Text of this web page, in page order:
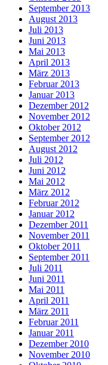
September 2013
August 2013
Juli 2013
Juni 2013
Mai 2013
April 2013
März 2013
Februar 2013
Januar 2013
Dezember 2012
November 2012
Oktober 2012
September 2012
August 2012
Juli 2012
Juni 2012
Mai 2012
März 2012
Februar 2012
Januar 2012
Dezember 2011
November 2011
Oktober 2011
September 2011
Juli 2011
Juni 2011
Mai 2011
April 2011
März 2011
Februar 2011
Januar 2011
Dezember 2010
November 2010